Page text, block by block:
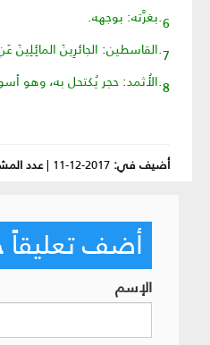
6.بغرَّته: بوجهه.
7.القاسطين: الجائرِينَ المائِلِينَ عَنِ الحَقِّ.
8.الأُثمد: حجر يُكتحل به، وهو أسود إِلى الحمرة.
أضيف في: 2017-12-11
|عدد
أضف تعليقاً
الإسم